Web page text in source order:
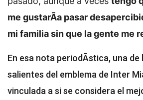
me gustarÃ­a pasar
mi familia sin que la gente me
En esa nota periodÃ­stica, una de
salientes del emblema de Inter
vinculada a si se considera el